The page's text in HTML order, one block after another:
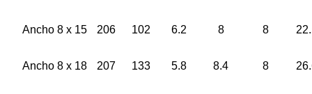
Ancho 8 x 15 206 102 6.2 8 8
Ancho 8 x 18 207 133 5.8 8.4 8